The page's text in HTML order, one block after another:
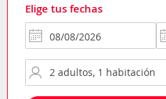
Elige tus fechas